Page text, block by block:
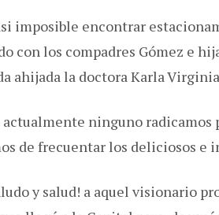
imposible encontrar
con los compadres Gómez e
ahijada la doctora Karla
actualmente ninguno radicamos
de frecuentar los deliciosos e
y salud! a aquel visionario